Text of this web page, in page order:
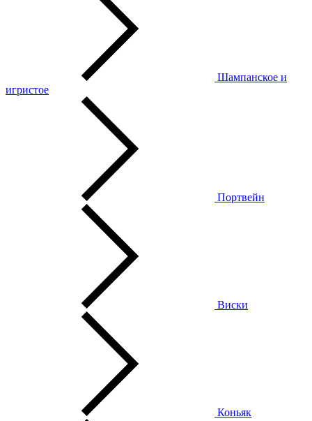
Шампанское и
игристое
Портвейн
Виски
Коньяк